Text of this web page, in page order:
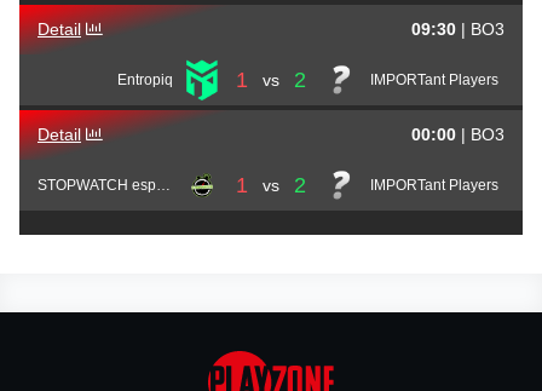
Detail
Entropiq 1 vs 2 IMPORTant Players
09:30 | BO3
Detail
STOPWATCH esports 1 vs 2 IMPORTant Players
00:00 | BO3